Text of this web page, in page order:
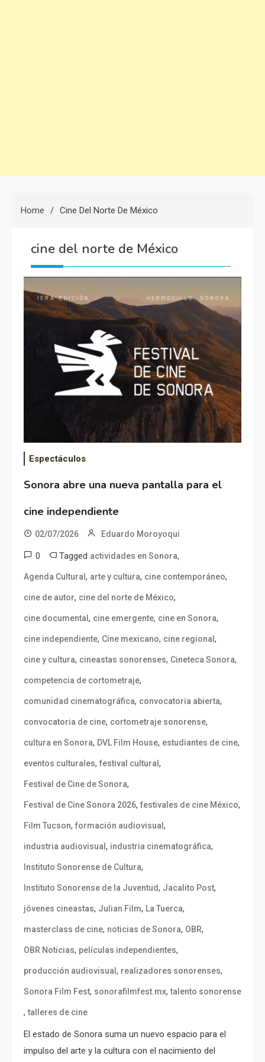
Home Cine Del Norte De México
cine del norte de México
Espectáculos
Sonora abre una nueva pantalla para el
cine independiente
02/07/2026 Eduardo Moroyoqui
0 Tagged actividades en Sonora,
Agenda Cultural , arte y cultura, cine contemporáneo,
cine de autor, cine del norte de México,
cine documental , cine emergente, cine en Sonora,
cine independiente, Cine mexicano, cine regional ,
cine y cultura, cineastas sonorenses, Cineteca Sonora,
competencia de cortometraje,
comunidad cinematográfica, convocatoria abierta,
convocatoria de cine, cortometraje sonorense,
cultura en Sonora, DVL Film House, estudiantes de cine,
eventos culturales, festival cultural ,
Festival de Cine de Sonora,
Festival de Cine Sonora 2026, festivales de cine México,
Film Tucson, formación audiovisual ,
industria audiovisual , industria cinematográfica,
Instituto Sonorense de Cultura,
Instituto Sonorense de la Juventud, Jacalito Post,
jóvenes cineastas, Julian Film, La Tuerca,
masterclass de cine, noticias de Sonora, OBR,
OBR Noticias, películas independientes,
producción audiovisual , realizadores sonorenses,
Sonora Film Fest, sonorafilmfest.mx,talento sonorense
,talleres de cine
El estado de Sonora suma un nuevo espacio para el
impulso del arte y la cultura con el nacimiento del